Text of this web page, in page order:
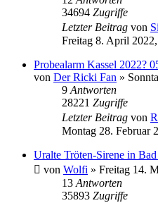
34694 Zugriffe
Letzter Beitrag von
Freitag 8. April
Probealarm Kassel 2022?
von Der Ricki Fan »
9 Antworten
28221 Zugriffe
Letzter Beitrag von
Montag 28. Februar
Uralte Tröten-Sirene in
von Wolfi » Freitag 14.
13 Antworten
35893 Zugriffe